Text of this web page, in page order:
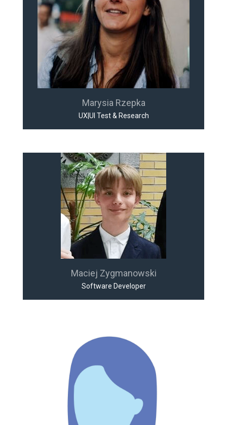
Marysia Rzepka
UX|UI Test & Research
Maciej Zygmanowski
Software Developer